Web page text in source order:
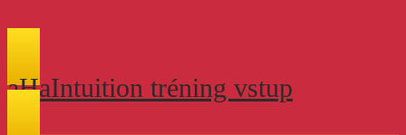
aHaIntuition tréning vstup